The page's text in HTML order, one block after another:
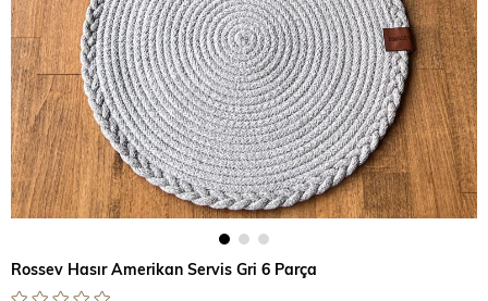
Rossev Hasır Amerikan Servis Gri 6 Parça